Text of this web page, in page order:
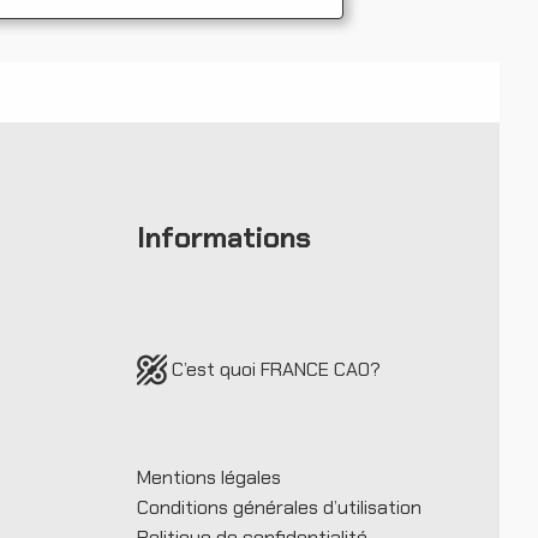
Informations
C’est quoi FRANCE CAO?
Mentions légales
Conditions générales d’utilisation